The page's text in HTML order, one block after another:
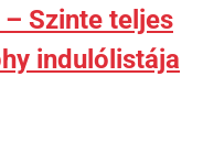
Szinte teljes
indulólistája